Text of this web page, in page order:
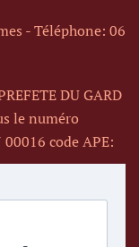
- Téléphone: 06
DU GARD
le numéro
code APE: